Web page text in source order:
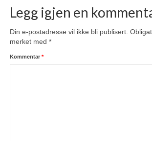
Legg igjen en
Din e-postadresse vil ikke bli publisert.
merket med *
Kommentar *